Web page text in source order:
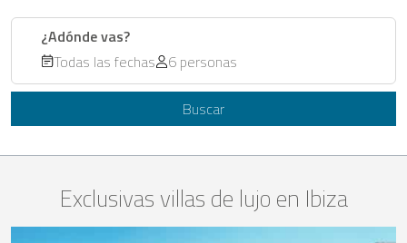
¿Adónde vas?
Todas las fechas
6 personas
Buscar
Exclusivas villas de lujo en Ibiza